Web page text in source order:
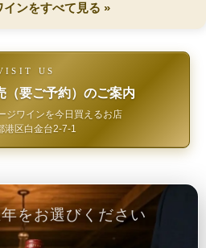
インをすべて見る »
US
（要ご予約）のご案内
ジワインを今日買えるお店
港区白金台2-7-1
をお選びください